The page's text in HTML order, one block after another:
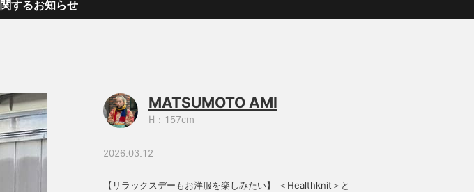
するお知らせ
MATSUMOTO AMI
H：157cm
2026.03.12
【リラックスデーもお洋服を楽しみたい】 ＜Healthknit＞と